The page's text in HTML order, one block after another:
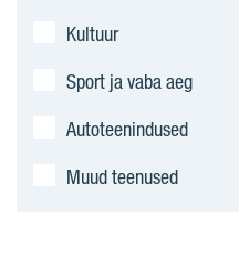
Kultuur
Sport ja vaba aeg
Autoteenindused
Muud teenused